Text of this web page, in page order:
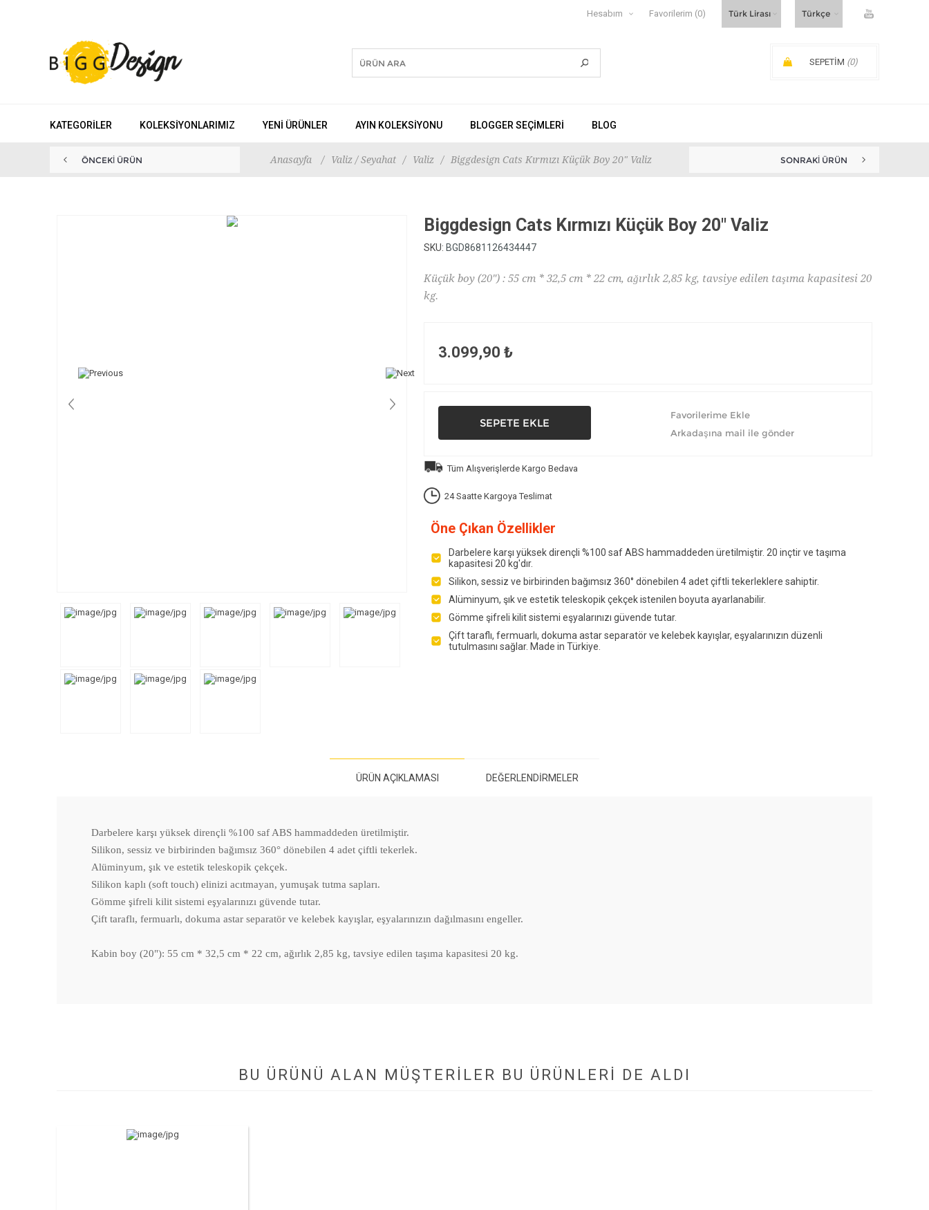
Hesabım Favorilerim (0)
SEPETIM (0)
KATEGORILER KOLEKSIYONLARIMIZ YENI ÜRÜNLER AYIN KOLEKSİYONU BLOGGER SEÇIMLERI BLOG
Anasayfa / Valiz / Seyahat / Valiz / Biggdesign Cats Kırmızı Küçük Boy 20" Valiz
ÖNCEKI ÜRÜN SONRAKI ÜRÜN
Biggdesign Cats Kırmızı Küçük Boy 20" Valiz
SKU: BGD8681126434447
Küçük boy (20") : 55 cm * 32,5 cm * 22 cm, ağırlık 2,85 kg, tavsiye edilen taşıma kapasitesi 20
kg.
3.099,90 ₺
Tüm Alışverişlerde Kargo Bedava
24 Saatte Kargoya Teslimat
Öne Çıkan Özellikler
Darbelere karşı yüksek dirençli %100 saf ABS hammaddeden üretilmiştir. 20 inçtir ve taşıma
kapasitesi 20 kg'dır.
Silikon, sessiz ve birbirinden bağımsız 360° dönebilen 4 adet çiftli tekerleklere sahiptir.
Alüminyum, şık ve estetik teleskopik çekçek istenilen boyuta ayarlanabilir.
Gömme şifreli kilit sistemi eşyalarınızı güvende tutar.
Çift taraflı, fermuarlı, dokuma astar separatör ve kelebek kayışlar, eşyalarınızın düzenli
tutulmasını sağlar. Made in Türkiye.
ÜRÜN AÇIKLAMASI DEĞERLENDIRMELER
Darbelere karşı yüksek dirençli %100 saf ABS hammaddeden üretilmiştir.
Silikon, sessiz ve birbirinden bağımsız 360° dönebilen 4 adet çiftli tekerlek.
Alüminyum, şık ve estetik teleskopik çekçek.
Silikon kaplı (soft touch) elinizi acıtmayan, yumuşak tutma sapları.
Gömme şifreli kilit sistemi eşyalarınızı güvende tutar.
Çift taraflı, fermuarlı, dokuma astar separatör ve kelebek kayışlar, eşyalarınızın dağılmasını engeller.
Kabin boy (20"): 55 cm * 32,5 cm * 22 cm, ağırlık 2,85 kg, tavsiye edilen taşıma kapasitesi 20 kg.
BU ÜRÜNÜ ALAN MÜŞTERILER BU ÜRÜNLERI DE ALDI